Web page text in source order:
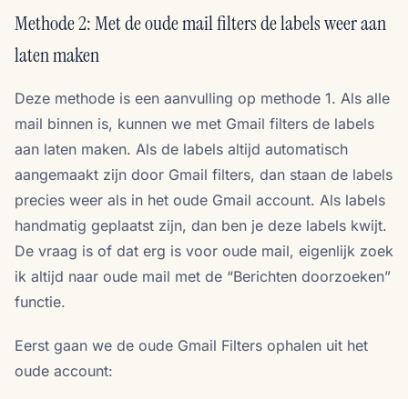
Methode 2: Met de oude mail filters de labels weer aan
laten maken
Deze methode is een aanvulling op methode 1. Als alle
mail binnen is, kunnen we met Gmail filters de labels
aan laten maken. Als de labels altijd automatisch
aangemaakt zijn door Gmail filters, dan staan de labels
precies weer als in het oude Gmail account. Als labels
handmatig geplaatst zijn, dan ben je deze labels kwijt.
De vraag is of dat erg is voor oude mail, eigenlijk zoek
ik altijd naar oude mail met de “Berichten doorzoeken”
functie.
Eerst gaan we de oude Gmail Filters ophalen uit het
oude account: